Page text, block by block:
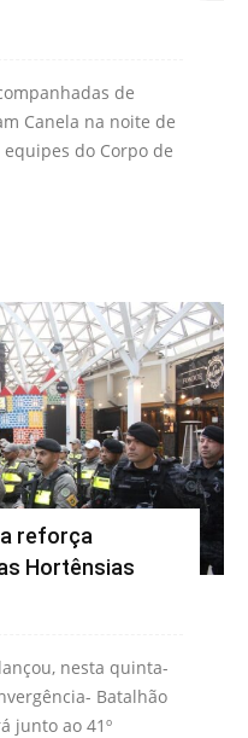
de
Canela na noite de
do Corpo de
reforça
Hortênsias
nesta quinta-
Batalhão
junto ao 41º